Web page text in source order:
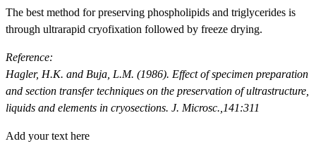
The best method for preserving phospholipids and triglycerides is
through ultrarapid cryofixation followed by freeze drying.
Reference:
Hagler, H.K. and Buja, L.M. (1986). Effect of specimen preparation
and section transfer techniques on the preservation of ultrastructure,
liquids and elements in cryosections. J. Microsc.,141:311
Add your text here